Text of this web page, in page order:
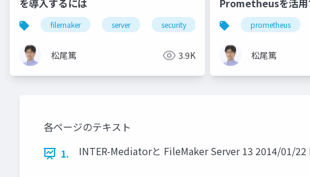
を導入するには
filemaker server security mfa
松尾篤 3.9K
Prometheusを活用
prometheus
松尾篤
各ページのテキスト
1.
INTER-Mediatorと FileMaker Server 13 2014/01/22